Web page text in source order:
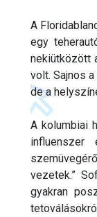
A
egy
nekiütközött
volt. Sajnos
de a
A kolumbiai
vezetek.”
gyakran